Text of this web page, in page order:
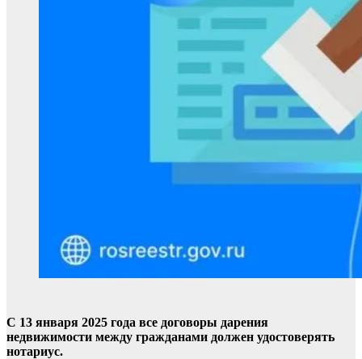
С 13 января 2025 года все договоры дарения
недвижимости между гражданами должен удостоверять
нотариус.